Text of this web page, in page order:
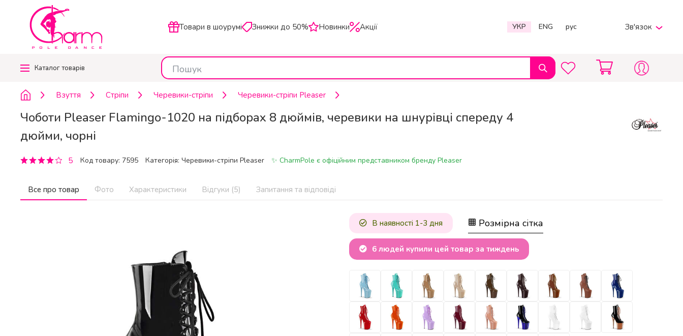
Товари в шоурумі Знижки до 50% Новинки Акції УКР ENG рус Зв'язок
Telegram
Каталогтоварів
Взуття Стріпи Черевики-стріпи Черевики-стріпи Pleaser
Чоботи Pleaser Flamingo-1020 на підборах 8 дюймів, черевики на шнурівці спереду 4
дюйми, чорні
5 Код товару: 7595 Категорія: Черевики-стріпи Pleaser ✨ CharmPole є офіційним представником бренду Pleaser
Все про товар Фото Характеристики Відгуки (5) Запитання та відповіді
В наявності 1-3 дня Розмірна сітка
6 людей купили цей товар за тиждень